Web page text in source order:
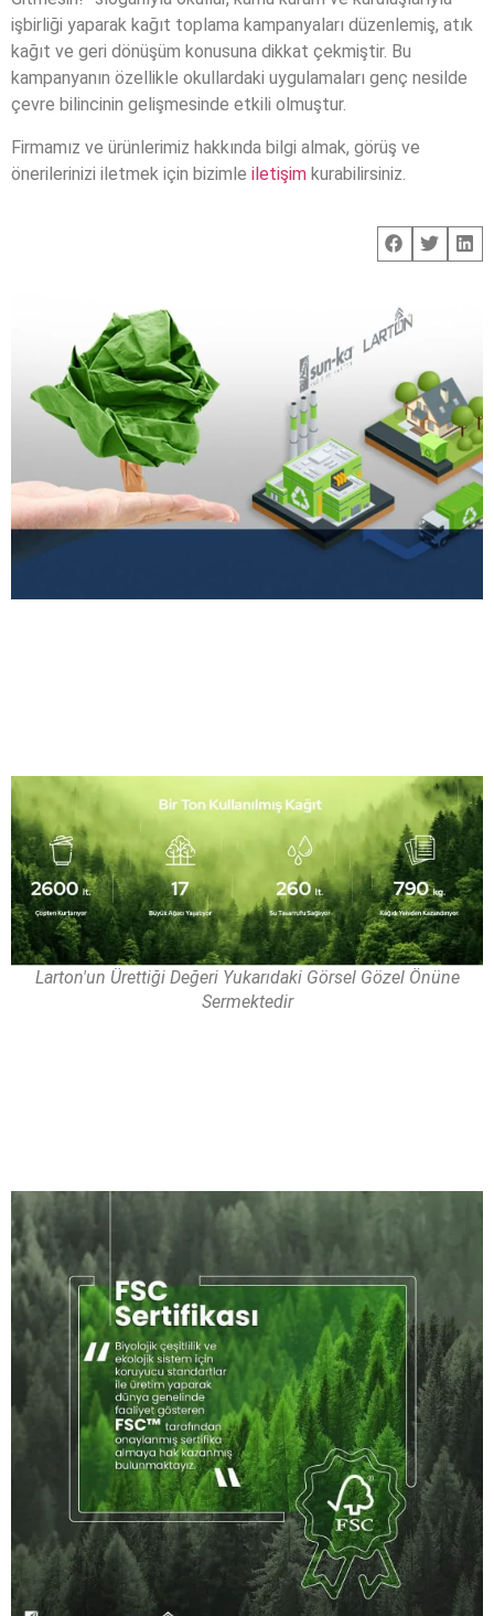
işbirliği yaparak kağıt toplama kampanyaları düzenlemiş, atık
kağıt ve geri dönüşüm konusuna dikkat çekmiştir. Bu
kampanyanın özellikle okullardaki uygulamaları genç nesilde
çevre bilincinin gelişmesinde etkili olmuştur.
Firmamız ve ürünlerimiz hakkında bilgi almak, görüş ve
önerilerinizi iletmek için bizimle iletişim kurabilirsiniz.
Larton'un Ürettiği Değeri Yukarıdaki Görsel Gözel Önüne
Sermektedir